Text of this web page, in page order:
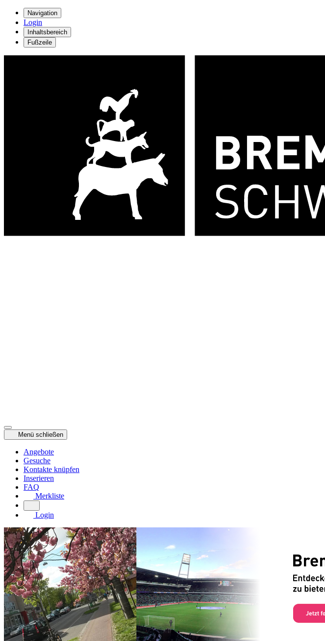
Navigation
Login
Inhaltsbereich
Fußzeile
Menü schließen
Angebote
Gesuche
Kontakte knüpfen
Inserieren
FAQ
Merkliste
Login